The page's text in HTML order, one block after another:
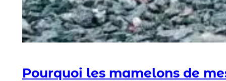
Pourquoi les mamelons de